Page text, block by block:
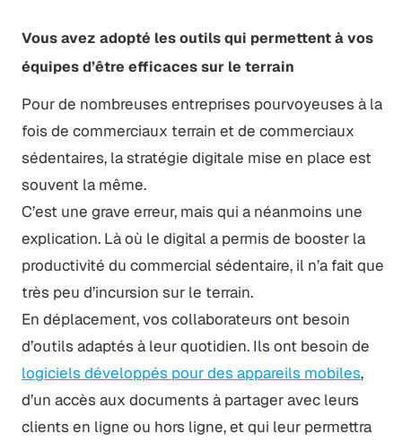
Vous avez adopté les outils qui permettent à vos
équipes d’être efficaces sur le terrain
Pour de nombreuses entreprises pourvoyeuses à la
fois de commerciaux terrain et de commerciaux
sédentaires, la stratégie digitale mise en place est
souvent la même.
C’est une grave erreur, mais qui a néanmoins une
explication. Là où le digital a permis de booster la
productivité du commercial sédentaire, il n’a fait que
très peu d’incursion sur le terrain.
En déplacement, vos collaborateurs ont besoin
d’outils adaptés à leur quotidien. Ils ont besoin de
logiciels développés pour des appareils mobiles,
d’un accès aux documents à partager avec leurs
clients en ligne ou hors ligne, et qui leur permettra